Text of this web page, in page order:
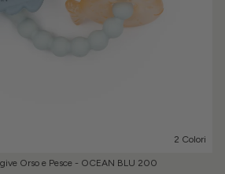
2 Colori
Orso e Pesce - OCEAN BLU 200